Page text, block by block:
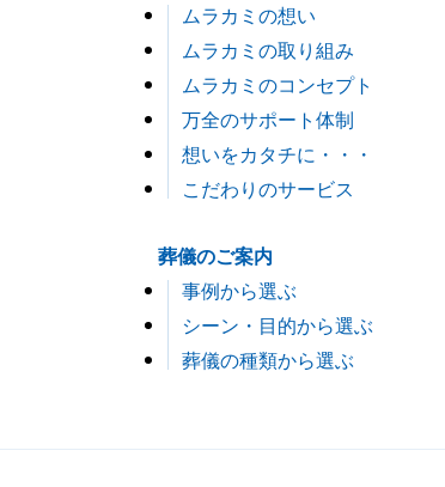
ムラカミの想い
ムラカミの取り組み
ムラカミのコンセプト
万全のサポート体制
想いをカタチに・・・
こだわりのサービス
葬儀のご案内
事例から選ぶ
シーン・目的から選ぶ
葬儀の種類から選ぶ